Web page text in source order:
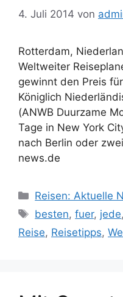
4. Juli 2014 von
Rotterdam,
Weltweiter
gewinnt den Preis
Königlich
(ANWB Duurzame
Tage in New York
nach Berlin oder
news.de
Kategorien
Reisen: Aktuelle
Schlagwörter
besten,fuer, jede,
Reise, Reisetipps,